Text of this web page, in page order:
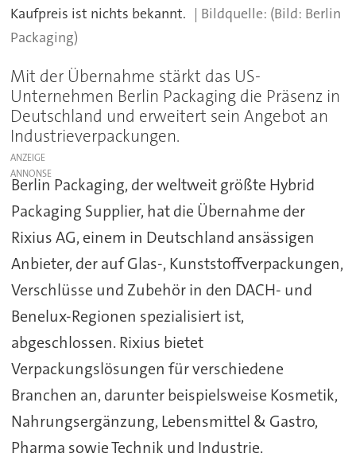
Kaufpreis ist nichts bekannt.
(Bild: Berlin
Packaging)
Mit der Übernahme stärkt das US-
Unternehmen Berlin Packaging die Präsenz in
Deutschland und erweitert sein Angebot an
Industrieverpackungen.
ANZEIGE
Berlin Packaging, der weltweit größte Hybrid
Packaging Supplier, hat die Übernahme der
Rixius AG, einem in Deutschland ansässigen
Anbieter, der auf Glas-, Kunststoffverpackungen,
Verschlüsse und Zubehör in den DACH- und
Benelux-Regionen spezialisiert ist,
abgeschlossen. Rixius bietet
Verpackungslösungen für verschiedene
Branchen an, darunter beispielsweise Kosmetik,
Nahrungsergänzung, Lebensmittel & Gastro,
Pharma sowie Technik und Industrie.